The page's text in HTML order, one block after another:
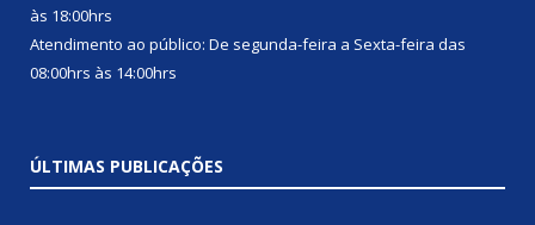
às 18:00hrs
Atendimento ao público: De segunda-feira a Sexta-feira das
08:00hrs às 14:00hrs
ÚLTIMAS PUBLICAÇÕES